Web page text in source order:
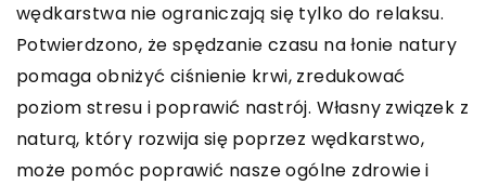
wędkarstwa nie ograniczają się tylko do relaksu.
Potwierdzono, że spędzanie czasu na łonie natury
pomaga obniżyć ciśnienie krwi, zredukować
poziom stresu i poprawić nastrój. Własny związek z
naturą, który rozwija się poprzez wędkarstwo,
może pomóc poprawić nasze ogólne zdrowie i